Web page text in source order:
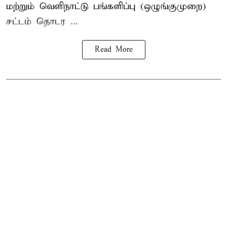
மற்றும் வெளிநாட்டு பங்களிப்பு (ஒழுங்குமுறை)
சட்டம் தொடர ...
Read More